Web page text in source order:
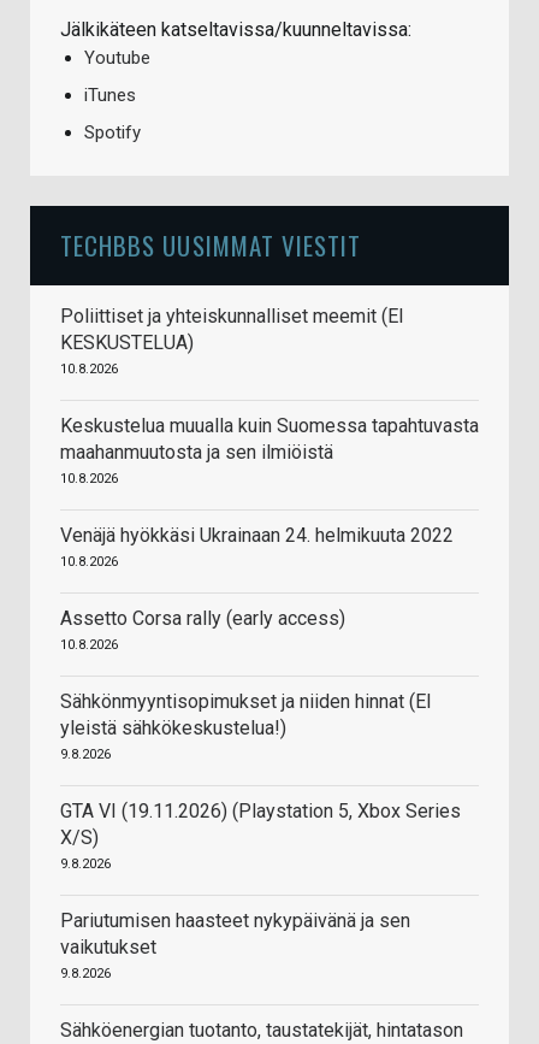
Jälkikäteen katseltavissa/kuunneltavissa:
Youtube
iTunes
Spotify
TECHBBS UUSIMMAT VIESTIT
Poliittiset ja yhteiskunnalliset meemit (EI
KESKUSTELUA)
10.8.2026
Keskustelua muualla kuin Suomessa tapahtuvasta
maahanmuutosta ja sen ilmiöistä
10.8.2026
Venäjä hyökkäsi Ukrainaan 24. helmikuuta 2022
10.8.2026
Assetto Corsa rally (early access)
10.8.2026
Sähkönmyyntisopimukset ja niiden hinnat (EI
yleistä sähkökeskustelua!)
9.8.2026
GTA VI (19.11.2026) (Playstation 5, Xbox Series
X/S)
9.8.2026
Pariutumisen haasteet nykypäivänä ja sen
vaikutukset
9.8.2026
Sähköenergian tuotanto, taustatekijät, hintatason